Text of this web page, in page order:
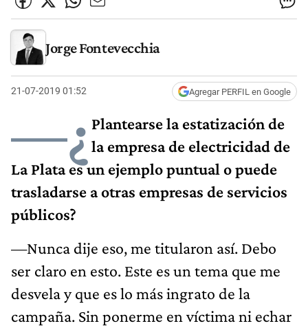
Jorge Fontevecchia
21-07-2019 01:52 Agregar PERFIL en Google
—¿ Plantearse la estatización de
la empresa de electricidad de
La Plata es un ejemplo puntual o puede
trasladarse a otras empresas de servicios
públicos?
—Nunca dije eso, me titularon así. Debo
ser claro en esto. Este es un tema que me
desvela y que es lo más ingrato de la
campaña. Sin ponerme en víctima ni echar